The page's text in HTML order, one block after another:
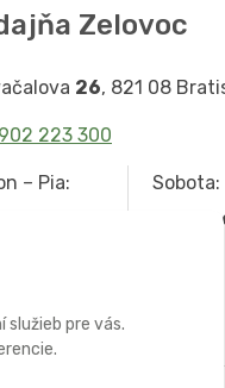
pre vás.
Zelovoc
26, 821 08
223 300
– Pia:
Sobota: